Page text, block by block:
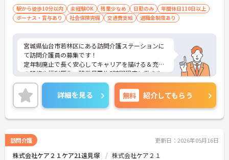
駅から徒歩10分以内 未経験OK 残業少なめ 日勤のみ
年間休日110日以上
ボーナス・賞与あり
社会保険完備 交通費支給 退職金制度あり
宮城県仙台市若林区にある訪問介護ステーションに
て訪問介護員の募集です！
定年制廃止で長く安心してキャリアを描ける＆充実
の研修や福利厚生、残業月平均5時間程度と働きや
すい環境です。
管理職や将来のキャリアアップも叶う職場です！
ご面接のポイントをお伝えしますので、お気軽にお
問い合わせください。
詳細を見る 無料 紹介してもらう
訪問介護 更新日：2026年05月16日
株式会社ケア２１ケア21遠見塚 株式会社ケア２１